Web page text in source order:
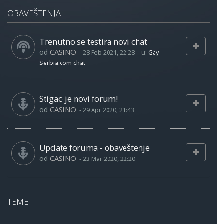
OBAVEŠTENJA
Trenutno se testira novi chat
od CASINO -28 Feb 2021, 22:28 - u: Gay-
Serbia.com chat
Stigao je novi forum!
od CASINO -29 Apr 2020, 21:43
Update foruma - obaveštenje
od CASINO -23 Mar 2020, 22:20
TEME